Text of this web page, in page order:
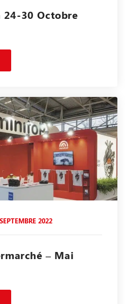
24-30 Octobre
2022
– Mai